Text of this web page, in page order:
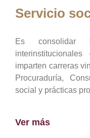
Servicio
Es consolidar
imparten carreras
Procuraduría,
social y prácticas
Ver más